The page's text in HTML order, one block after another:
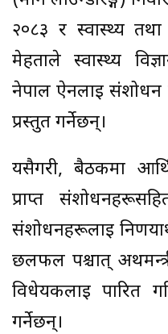
२०८३ र स्वास्थ्य तथा
मेहताले स्वास्थ्य
नेपाल ऐनलाई संशोधन
प्रस्तुत गर्नेछन्।
यसैगरी, बैठकमा
प्राप्त
संशोधनहरूलाई
छलफल पश्चात्
विधेयकलाई पारित
गर्नेछन्।